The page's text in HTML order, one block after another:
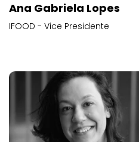
Ana Gabriela Lopes
IFOOD - Vice Presidente